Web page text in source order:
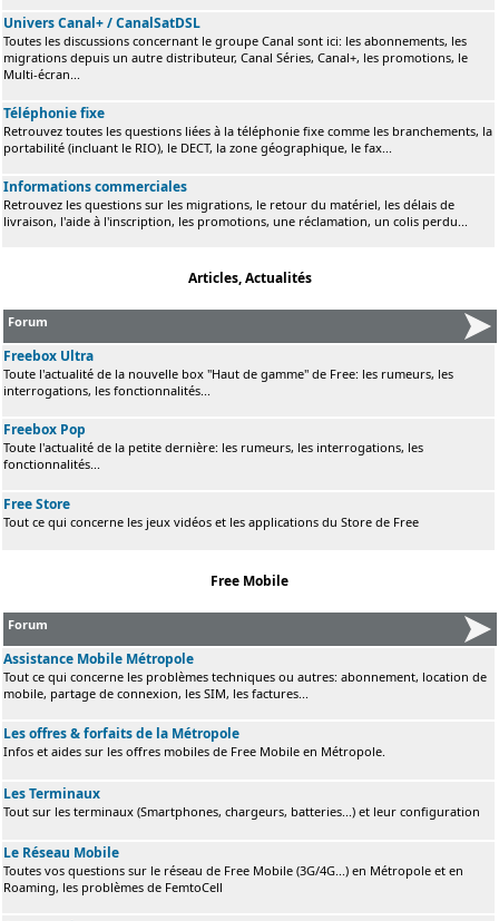
Univers Canal+ / CanalSatDSL
Toutes les discussions concernant le groupe Canal sont ici: les abonnements, les
migrations depuis un autre distributeur, Canal Séries, Canal+, les promotions, le
Multi-écran...
Téléphonie fixe
Retrouvez toutes les questions liées à la téléphonie fixe comme les branchements, la
portabilité (incluant le RIO), le DECT, la zone géographique, le fax...
Informations commerciales
Retrouvez les questions sur les migrations, le retour du matériel, les délais de
livraison, l'aide à l'inscription, les promotions, une réclamation, un colis perdu...
Articles, Actualités
Forum
Freebox Ultra
Toute l'actualité de la nouvelle box "Haut de gamme" de Free: les rumeurs, les
interrogations, les fonctionnalités...
Freebox Pop
Toute l'actualité de la petite dernière: les rumeurs, les interrogations, les
fonctionnalités...
Free Store
Tout ce qui concerne les jeux vidéos et les applications du Store de Free
Free Mobile
Forum
Assistance Mobile Métropole
Tout ce qui concerne les problèmes techniques ou autres: abonnement, location de
mobile, partage de connexion, les SIM, les factures...
Les offres & forfaits de la Métropole
Infos et aides sur les offres mobiles de Free Mobile en Métropole.
Les Terminaux
Tout sur les terminaux (Smartphones, chargeurs, batteries...) et leur configuration
Le Réseau Mobile
Toutes vos questions sur le réseau de Free Mobile (3G/4G...) en Métropole et en
Roaming, les problèmes de FemtoCell